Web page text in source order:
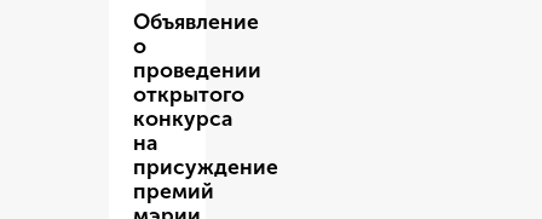
Объявление
о
проведении
открытого
конкурса
на
присуждение
премий